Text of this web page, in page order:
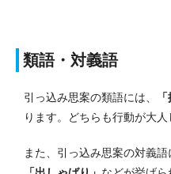
類語・対義語
引っ込み思案の類語には、
ります。
どちらも行動が大人
また、引っ込み思案の対義語